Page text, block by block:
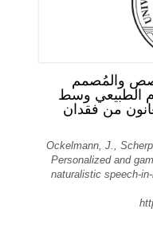
والمُصمم
الطبيعي وسط
من فقدان
Ockelmann, J.,
Personalized and
naturalistic speech-